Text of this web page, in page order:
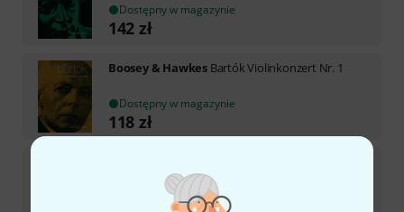
Dostępny w magazynie
142 zł
Boosey & Hawkes Bartók Violinkonzert Nr. 1
Dostępny w magazynie
118 zł
Dostępny w magazynie